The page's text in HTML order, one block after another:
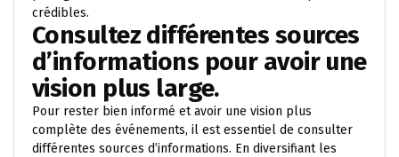
crédibles.
Consultez différentes sources
d’informations pour avoir une
vision plus large.
Pour rester bien informé et avoir une vision plus
complète des événements, il est essentiel de consulter
différentes sources d’informations. En diversifiant les